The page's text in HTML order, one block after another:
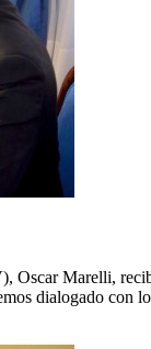
Marelli,
dialogado con